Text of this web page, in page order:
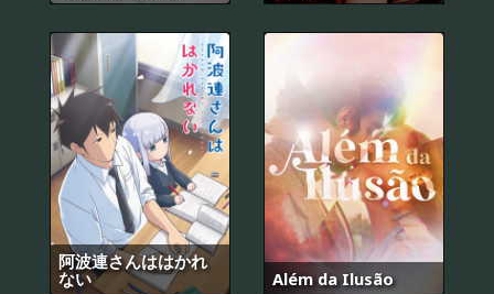
阿波連さんははかれ
ない
Além da Ilusão